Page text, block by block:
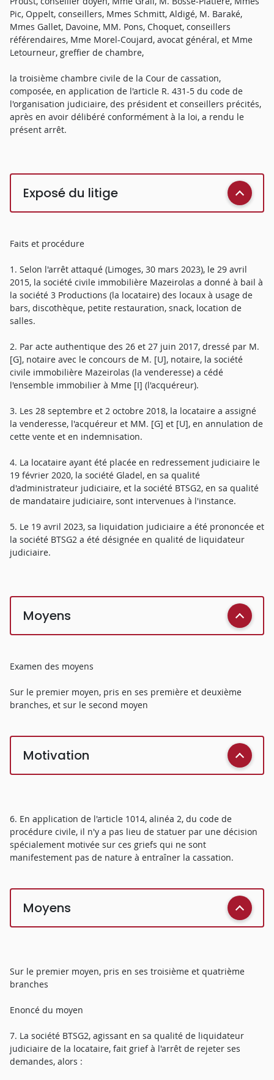
Pic, Oppelt, conseillers, Mmes Schmitt, Aldigé, M. Baraké,
Mmes Gallet, Davoine, MM. Pons, Choquet, conseillers
référendaires, Mme Morel-Coujard, avocat général, et Mme
Letourneur, greffier de chambre,
la troisième chambre civile de la Cour de cassation,
composée, en application de l'article R. 431-5 du code de
l'organisation judiciaire, des président et conseillers précités,
après en avoir délibéré conformément à la loi, a rendu le
présent arrêt.
Exposé du litige
Faits et procédure
1. Selon l'arrêt attaqué (Limoges, 30 mars 2023), le 29 avril
2015, la société civile immobilière Mazeirolas a donné à bail à
la société 3 Productions (la locataire) des locaux à usage de
bars, discothèque, petite restauration, snack, location de
salles.
2. Par acte authentique des 26 et 27 juin 2017, dressé par M.
[G], notaire avec le concours de M. [U], notaire, la société
civile immobilière Mazeirolas (la venderesse) a cédé
l'ensemble immobilier à Mme [I] (l'acquéreur).
3. Les 28 septembre et 2 octobre 2018, la locataire a assigné
la venderesse, l'acquéreur et MM. [G] et [U], en annulation de
cette vente et en indemnisation.
4. La locataire ayant été placée en redressement judiciaire le
19 février 2020, la société Gladel, en sa qualité
d'administrateur judiciaire, et la société BTSG2, en sa qualité
de mandataire judiciaire, sont intervenues à l'instance.
5. Le 19 avril 2023, sa liquidation judiciaire a été prononcée et
la société BTSG2 a été désignée en qualité de liquidateur
judiciaire.
Moyens
Examen des moyens
Sur le premier moyen, pris en ses première et deuxième
branches, et sur le second moyen
Motivation
6. En application de l'article 1014, alinéa 2, du code de
procédure civile, il n'y a pas lieu de statuer par une décision
spécialement motivée sur ces griefs qui ne sont
manifestement pas de nature à entraîner la cassation.
Moyens
Sur le premier moyen, pris en ses troisième et quatrième
branches
Enoncé du moyen
7. La société BTSG2, agissant en sa qualité de liquidateur
judiciaire de la locataire, fait grief à l'arrêt de rejeter ses
demandes, alors :